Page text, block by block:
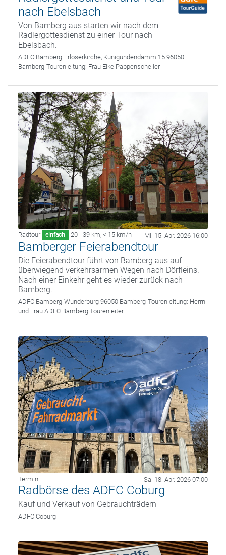
nach Ebelsbach
Von Bamberg aus starten wir nach dem
Radlergottesdienst zu einer Tour nach
Ebelsbach.
ADFC Bamberg Erlöserkirche, Kunigundendamm 15 96050
Bamberg Tourenleitung: Frau Elke Pappenscheller
Radtour einfach 20 - 39 km, < 15 km/h Mi. 15. Apr. 2026 16:00
Bamberger Feierabendtour
Die Feierabendtour führt von Bamberg aus auf
überwiegend verkehrsarmen Wegen nach Dörfleins.
Nach einer Einkehr geht es wieder zurück nach
Bamberg.
ADFC Bamberg Wunderburg 96050 Bamberg Tourenleitung: Herrn
und Frau ADFC Bamberg Tourenleiter
Termin Sa. 18. Apr. 2026 07:00
Radbörse des ADFC Coburg
Kauf und Verkauf von Gebrauchträdern
ADFC Coburg